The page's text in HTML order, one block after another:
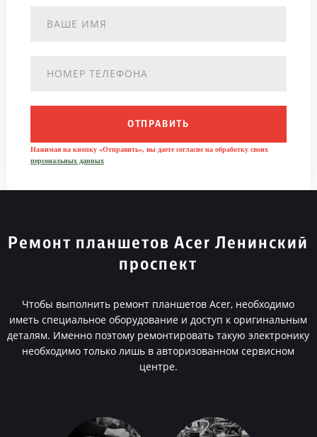
ОТПРАВИТЬ
Нажимая на кнопку «Отправить», вы даете согласие на обработку своих
персональных данных
Ремонт планшетов Acer Ленинский
проспект
Чтобы выполнить ремонт планшетов Acer, необходимо
иметь специальное оборудование и доступ к оригинальным
деталям. Именно поэтому ремонтировать такую электронику
необходимо только лишь в авторизованном сервисном
центре.